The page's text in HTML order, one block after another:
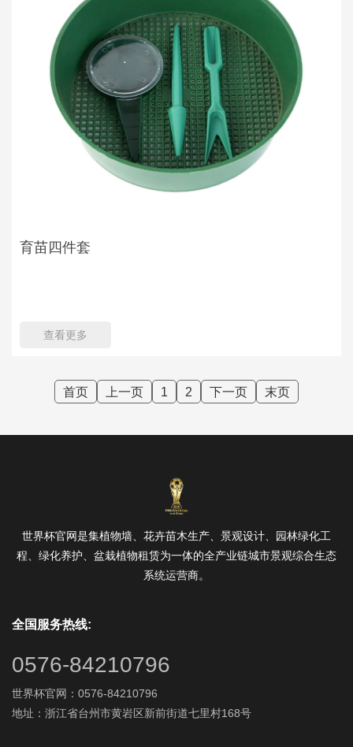
育苗四件套
查看更多
首页 上一页 1 2 下一页 末页
世界杯官网是集植物墙、花卉苗木生产、景观设计、园林绿化工
程、绿化养护、盆栽植物租赁为一体的全产业链城市景观综合生态
系统运营商。
全国服务热线:
0576-84210796
世界杯官网：0576-84210796
地址：浙江省台州市黄岩区新前街道七里村168号